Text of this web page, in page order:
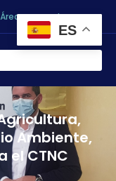
Área personal
Ambiente,
el CTNC
ES